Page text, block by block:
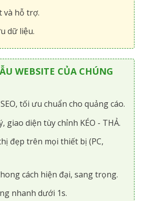
và hỗ trợ.
dữ liệu.
WEBSITE CỦA CHÚNG
tối ưu chuẩn cho quảng cáo.
giao diện tùy chỉnh KÉO - THẢ.
đẹp trên mọi thiết bị (PC,
cách hiện đại, sang trọng.
nhanh dưới 1s.